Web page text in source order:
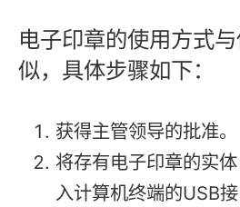
电子印章的使用方式
似，具体步骤如下：
获得主管领导的批准。
将存有电子印章的实
入计算机终端的USB接